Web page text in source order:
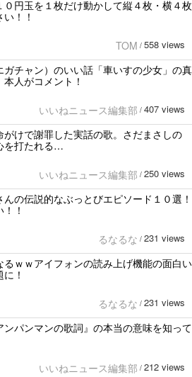
０円玉を１枚だけ動かして縦４枚・横４枚
！！
TOM / 558 views
ガチャン）のいい話「車いすの少女」の真
人がコメント！
いいねニュース編集部 / 407 views
がけで謝罪した実話の歌。さだまさしの
を打たれる…
いいねニュース編集部 / 250 views
の伝説的なぶっとびエピソード１０選！
！
るなるな / 231 views
るｗｗアイフォンの読み上げ機能の面白い
！
るなるな / 231 views
ンパンマンの歌詞』の本当の意味を知って
いいねニュース編集部 / 212 views